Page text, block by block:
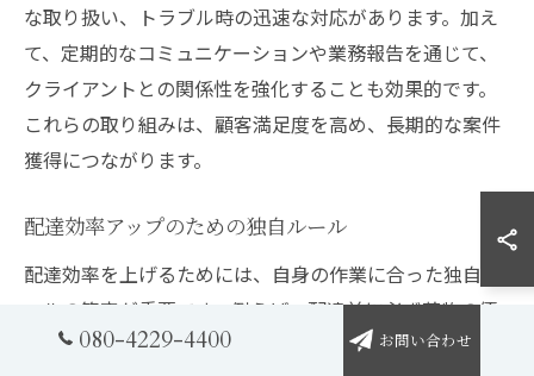
な取り扱い、トラブル時の迅速な対応があります。加え
て、定期的なコミュニケーションや業務報告を通じて、
クライアントとの関係性を強化することも効果的です。
これらの取り組みは、顧客満足度を高め、長期的な案件
獲得につながります。
配達効率アップのための独自ルール
配達効率を上げるためには、自身の作業に合った独自ル
ールの策定が重要です。例えば、配達前に必ず荷物の優
先順位を確認し、重量や配送先の距離に応じて積み込み
080-4229-4400 お問い合わせ